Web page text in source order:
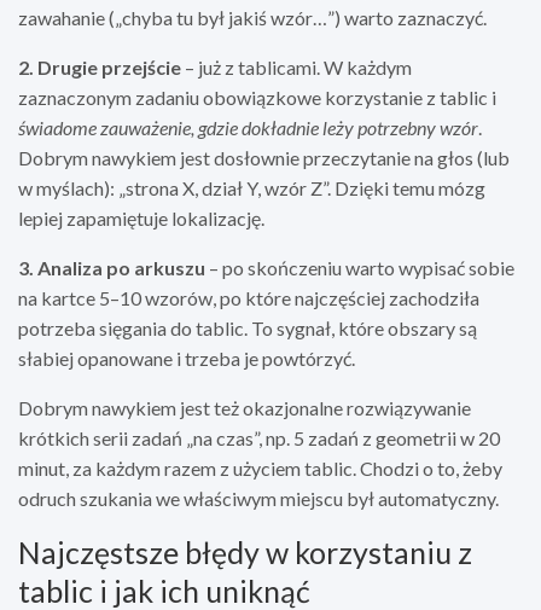
zawahanie („chyba tu był jakiś wzór…”) warto zaznaczyć.
2. Drugie przejście – już z tablicami. W każdym
zaznaczonym zadaniu obowiązkowe korzystanie z tablic i
świadome zauważenie, gdzie dokładnie leży potrzebny wzór.
Dobrym nawykiem jest dosłownie przeczytanie na głos (lub
w myślach): „strona X, dział Y, wzór Z”. Dzięki temu mózg
lepiej zapamiętuje lokalizację.
3. Analiza po arkuszu – po skończeniu warto wypisać sobie
na kartce 5–10 wzorów, po które najczęściej zachodziła
potrzeba sięgania do tablic. To sygnał, które obszary są
słabiej opanowane i trzeba je powtórzyć.
Dobrym nawykiem jest też okazjonalne rozwiązywanie
krótkich serii zadań „na czas”, np. 5 zadań z geometrii w 20
minut, za każdym razem z użyciem tablic. Chodzi o to, żeby
odruch szukania we właściwym miejscu był automatyczny.
Najczęstsze błędy w korzystaniu z
tablic i jak ich uniknąć